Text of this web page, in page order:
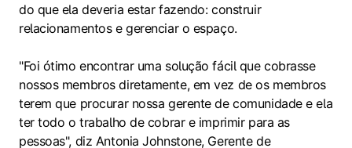
do que ela deveria estar fazendo: construir
relacionamentos e gerenciar o espaço.
"Foi ótimo encontrar uma solução fácil que cobrasse
nossos membros diretamente, em vez de os membros
terem que procurar nossa gerente de comunidade e ela
ter todo o trabalho de cobrar e imprimir para as
pessoas", diz Antonia Johnstone, Gerente de